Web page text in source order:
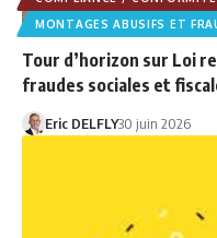
MONTAGES ABUSIFS ET
Tour d’horizon sur Loi
fraudes sociales et
Eric DELFLY30 juin 2026